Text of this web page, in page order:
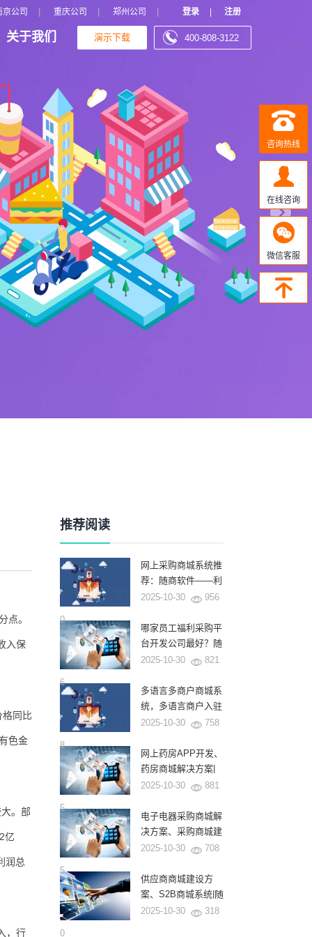
京公司 重庆公司 郑州公司 登录 注册
关于我们 演示下载 400-808-3122
点。
入保
同比
色金
。部
亿
润总
，行
推荐阅读
网上采购商城系统推
荐：随商软件——利
用AI和深厚的行业积
式
2025-10-30 956
0
哪家员工福利采购平
台开发公司最好？随
商软件为何成为龙头
2025-10-30 821
6
多语言多商户商城系
统，多语言商户入驻
商城系统|随商软件
2025-10-30 758
8
网上药房APP开发、
药房商城解决方案|
随商软件
2025-10-30 881
5
电子电器采购商城解
决方案、采购商城建
设|源码交付|随商软
2025-10-30 708
5
供应商商城建设方
案、S2B商城系统|随
商软件
2025-10-30 318
0
咨询热线
在线咨询
微信客服